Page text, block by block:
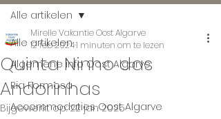
Alle artikelen
Algemene info Oost Algarve
Ria Formosa
Accommodaties Oost Algarve
Alle artikelen
Quinta Ninho das
Andorinhas
Mirelle Vakantie Oost Algarve
12 feb 20241 minuten om te lezen
Bijgewerkt op:22 jan 2025